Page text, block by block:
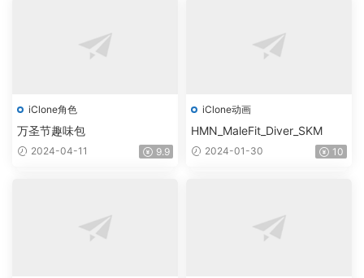
iClone角色
万圣节趣味包
2024-04-11 9.9
iClone动画
HMN_MaleFit_Diver_SKM
2024-01-30 10